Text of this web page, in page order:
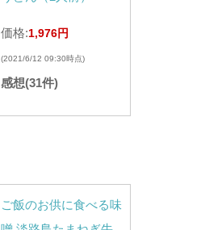
価格:1,976円
(2021/6/12 09:30時点)
感想(31件)
ご飯のお供に食べる味